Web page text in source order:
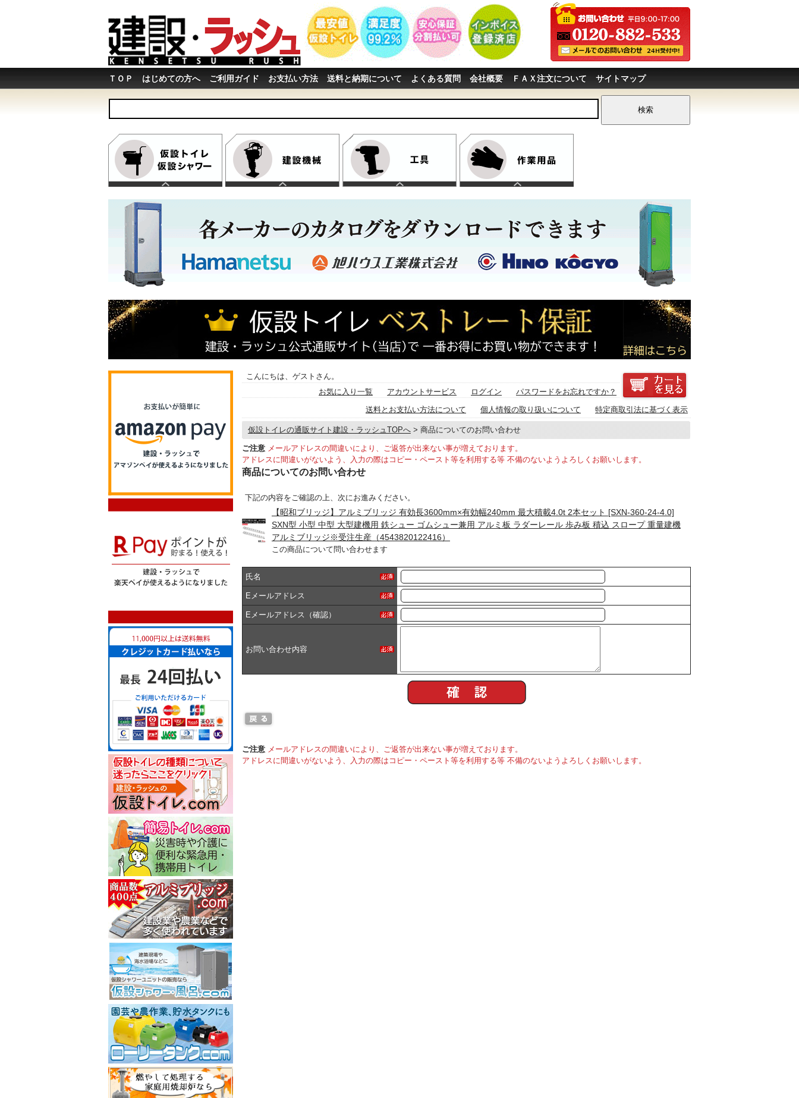
ＴＯＰ はじめての方へ ご利用ガイド お支払い方法 送料と納期について よくある質問 会社概要 ＦＡＸ注文について サイトマップ
こんにちは、ゲストさん。
お気に入り一覧
アカウントサービス ログイン
パスワードをお忘れですか？
送料とお支払い方法について
個人情報の取り扱いについて 特定商取引法に基づく表示
仮設トイレの通販サイト建設・ラッシュTOPへ> 商品についてのお問い合わせ
ご注意 メールアドレスの間違いにより、ご返答が出来ない事が増えております。
アドレスに間違いがないよう、入力の際はコピー・ペースト等を利用する等 不備のないようよろしくお願いします。
商品についてのお問い合わせ
下記の内容をご確認の上、次にお進みください。
【昭和ブリッジ】アルミブリッジ 有効長3600mm×有効幅240mm 最大積載4.0t 2本セット [SXN-360-24-4.0]
SXN型 小型 中型 大型建機用 鉄シュー ゴムシュー兼用 アルミ板 ラダーレール 歩み板 積込 スロープ 重量建機
アルミブリッジ※受注生産（4543820122416）
この商品について問い合わせます
氏名
Eメールアドレス
Eメールアドレス（確認）
お問い合わせ内容
ご注意 メールアドレスの間違いにより、ご返答が出来ない事が増えております。
アドレスに間違いがないよう、入力の際はコピー・ペースト等を利用する等 不備のないようよろしくお願いします。